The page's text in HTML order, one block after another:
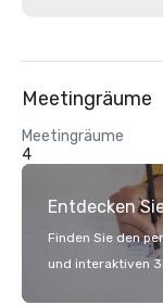
Meetingräume
Meetingräume
4
Entdecken
Finden Sie den
und interaktiven